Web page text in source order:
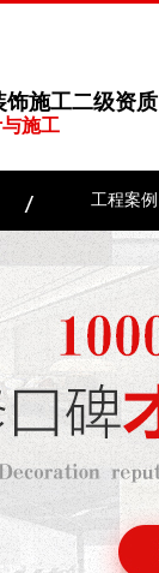
饰施工二级资质
施工
工程案例